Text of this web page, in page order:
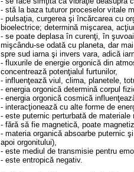
- stă la baza tuturor proceselor vitale
- pulsaţia, curgerea şi încărcarea cu
bioelectrice; determină mişcarea,
- se poate deplasa în curenţi, în
mişcându-se odată cu planeta, dar
spre sud iarna şi invers vara, adică
- fluxurile de energie orgonică din
concentrează potenţialul furtunilor,
- influenţează viul, clima, planetele,
- energia orgonică determină corpul
- energia orgonică cosmică
- interacţionează cu alte forme de
- este puternic perturbată de
- fără să fie magnetică, poate
- materia organică absoarbe puternic
apoi orgonitului),
- este mediul de transmisie pentru
- este entropică negativ.